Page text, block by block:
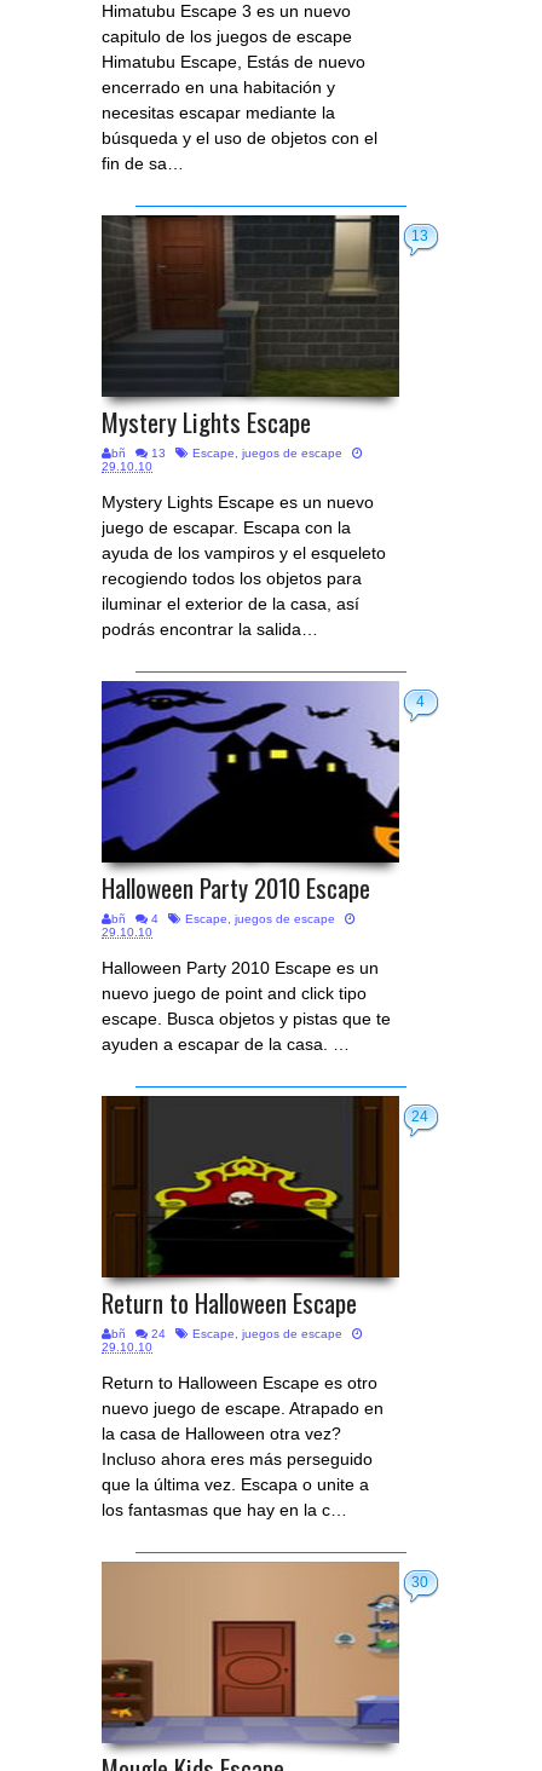
Himatubu Escape 3 es un nuevo
capitulo de los juegos de escape
Himatubu Escape, Estás de nuevo
encerrado en una habitación y
necesitas escapar mediante la
búsqueda y el uso de objetos con el
fin de sa…
13
Mystery Lights Escape
bñ 13 Escape, juegos de escape
29.10.10
Mystery Lights Escape es un nuevo
juego de escapar. Escapa con la
ayuda de los vampiros y el esqueleto
recogiendo todos los objetos para
iluminar el exterior de la casa, así
podrás encontrar la salida…
4
Halloween Party 2010 Escape
bñ 4 Escape, juegos de escape
29.10.10
Halloween Party 2010 Escape es un
nuevo juego de point and click tipo
escape. Busca objetos y pistas que te
ayuden a escapar de la casa. …
24
Return to Halloween Escape
bñ 24 Escape, juegos de escape
29.10.10
Return to Halloween Escape es otro
nuevo juego de escape. Atrapado en
la casa de Halloween otra vez?
Incluso ahora eres más perseguido
que la última vez. Escapa o unite a
los fantasmas que hay en la c…
30